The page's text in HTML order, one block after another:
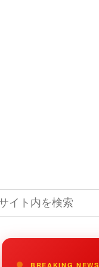
BREAKING NEWS